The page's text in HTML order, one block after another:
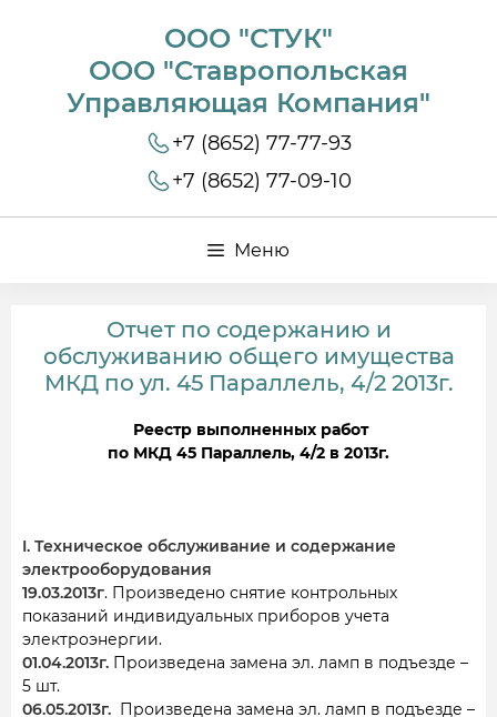
ООО "СТУК"
ООО "Ставропольская
Управляющая Компания"
+7 (8652) 77-77-93
+7 (8652) 77-09-10
Меню
Отчет по содержанию и
обслуживанию общего имущества
МКД по ул. 45 Параллель, 4/2 2013г.
Реестр выполненных работ
по МКД 45 Параллель, 4/2 в 2013г.
I. Техническое обслуживание и содержание
электрооборудования
19.03.2013г. Произведено снятие контрольных
показаний индивидуальных приборов учета
электроэнергии.
01.04.2013г. Произведена замена эл. ламп в подъезде –
5 шт.
06.05.2013г. Произведена замена эл. ламп в подъезде –